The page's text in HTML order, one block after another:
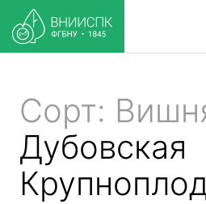
Сорт:
Дубовская